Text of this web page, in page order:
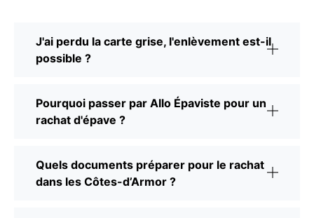
J'ai perdu la carte grise, l'enlèvement est-il
possible ?
Pourquoi passer par Allo Épaviste pour un
rachat d'épave ?
Quels documents préparer pour le rachat
dans les Côtes-d’Armor ?